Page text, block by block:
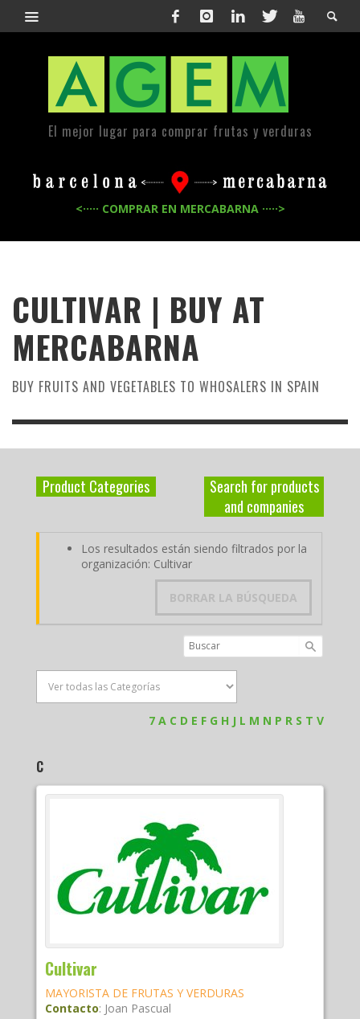
El mejor lugar para comprar frutas y verduras
<····· COMPRAR EN MERCABARNA ·····>
CULTIVAR | BUY AT
MERCABARNA
BUY FRUITS AND VEGETABLES TO WHOSALERS IN SPAIN
Product Categories
Search for products
and companies
Los resultados están siendo filtrados por la
organización: Cultivar
BORRAR LA BÚSQUEDA
7 A C D E F G H J L M N P R S T V
C
Cultivar
MAYORISTA DE FRUTAS Y VERDURAS
Contacto: Joan Pascual